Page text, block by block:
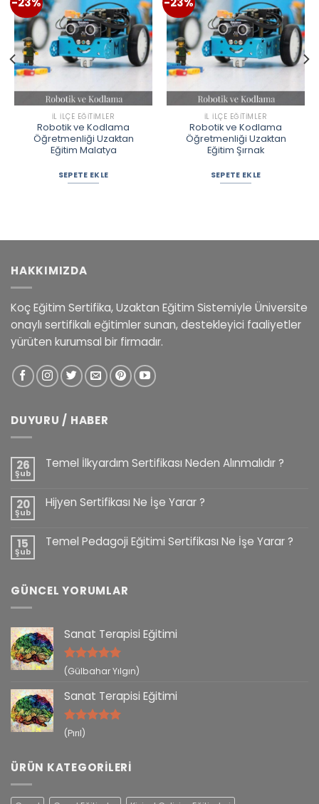
İL İLÇE EĞITIMLER
Robotik ve Kodlama
Öğretmenliği Uzaktan
Eğitim Malatya
SEPETE EKLE
İL İLÇE EĞITIMLER
Robotik ve Kodlama
Öğretmenliği Uzaktan
Eğitim Şırnak
SEPETE EKLE
HAKKIMIZDA
Koç Eğitim Sertifika, Uzaktan Eğitim Sistemiyle Üniversite
onaylı sertifikalı eğitimler sunan, destekleyici faaliyetler
yürüten kurumsal bir firmadır.
DUYURU / HABER
26
Şub
Temel İlkyardım Sertifikası Neden Alınmalıdır ?
20
Şub
Hijyen Sertifikası Ne İşe Yarar ?
15
Şub
Temel Pedagoji Eğitimi Sertifikası Ne İşe Yarar ?
GÜNCEL YORUMLAR
Sanat Terapisi Eğitimi
5 üzerinden
(Gülbahar Yılgın)
Sanat Terapisi Eğitimi
5 üzerinden
(Pırıl)
ÜRÜN KATEGORILERI